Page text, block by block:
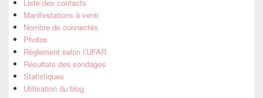
Liste des contacts
Manifestations à venir
Nombre de connectés
Photos
Réglement selon l’UFAR
Résultats des sondages
Statistiques
Utilisation du blog